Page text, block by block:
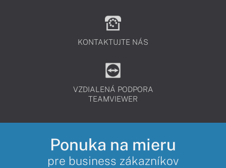
KONTAKTUJTE NÁS
VZDIALENÁ PODPORA
TEAMVIEWER
Ponuka na mieru
pre business zákazníkov